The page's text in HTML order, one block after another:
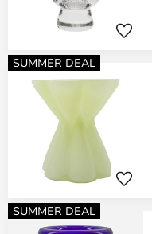
SUMMER DEAL
SUMMER DEAL